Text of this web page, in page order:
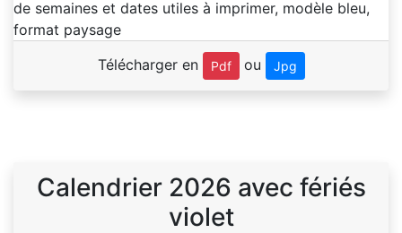
Télécharger en Pdf ou Jpg
Calendrier 2026 avec fériés
violet